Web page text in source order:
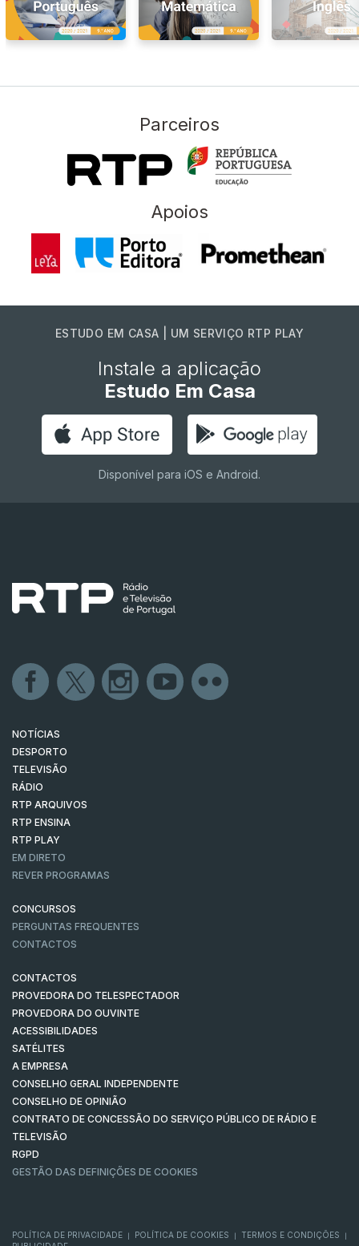
Parceiros
Apoios
ESTUDO EM CASA | UM SERVIÇO RTP PLAY
Instale a aplicação
Estudo Em Casa
Disponível para iOS e Android.
NOTÍCIAS
DESPORTO
TELEVISÃO
RÁDIO
RTP ARQUIVOS
RTP ENSINA
RTP PLAY
EM DIRETO
REVER PROGRAMAS
CONCURSOS
PERGUNTAS FREQUENTES
CONTACTOS
CONTACTOS
PROVEDORA DO TELESPECTADOR
PROVEDORA DO OUVINTE
ACESSIBILIDADES
SATÉLITES
A EMPRESA
CONSELHO GERAL INDEPENDENTE
CONSELHO DE OPINIÃO
CONTRATO DE CONCESSÃO DO SERVIÇO PÚBLICO DE RÁDIO E
TELEVISÃO
RGPD
GESTÃO DAS DEFINIÇÕES DE COOKIES
POLÍTICA DE PRIVACIDADE POLÍTICA DE COOKIES TERMOS E CONDIÇÕES